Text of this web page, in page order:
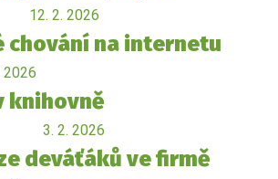
12. 2. 2026
chování na internetu
2026
knihovně
3. 2. 2026
deváťáků ve firmě